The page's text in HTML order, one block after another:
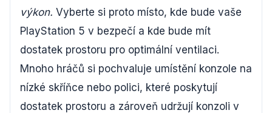
výkon. Vyberte si proto místo, kde bude vaše
PlayStation 5 v bezpečí a kde bude mít
dostatek prostoru pro optimální ventilaci.
Mnoho hráčů si pochvaluje umístění konzole na
nízké skříňce nebo polici, které poskytují
dostatek prostoru a zároveň udržují konzoli v